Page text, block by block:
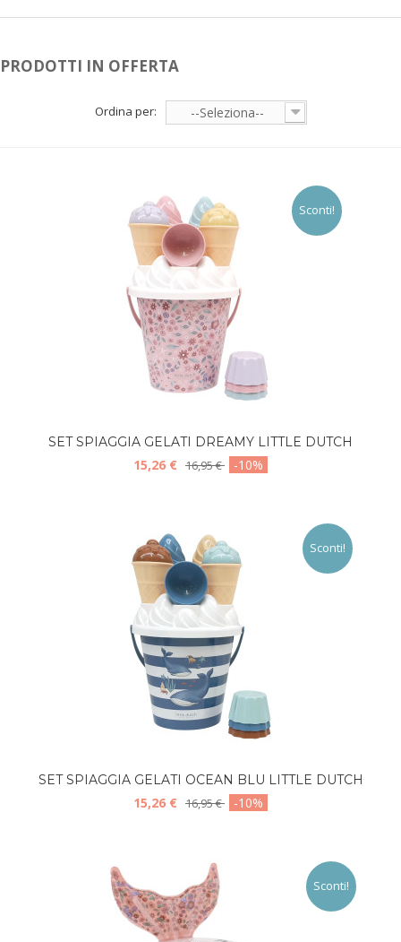
PRODOTTI IN OFFERTA
Ordina per: --Seleziona--
Sconti!
SET SPIAGGIA GELATI DREAMY LITTLE DUTCH
15,26 € 16,95 € -10%
Sconti!
SET SPIAGGIA GELATI OCEAN BLU LITTLE DUTCH
15,26 € 16,95 € -10%
Sconti!